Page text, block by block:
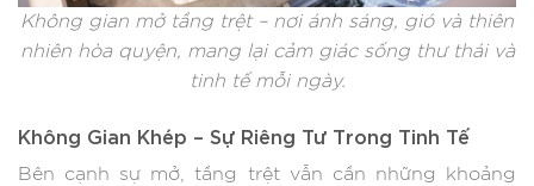
Không gian mở tầng trệt – nơi ánh sáng, gió và thiên
nhiên hòa quyện, mang lại cảm giác sống thư thái và
tinh tế mỗi ngày.
Không Gian Khép – Sự Riêng Tư Trong Tinh Tế
Bên cạnh sự mở, tầng trệt vẫn cần những khoảng